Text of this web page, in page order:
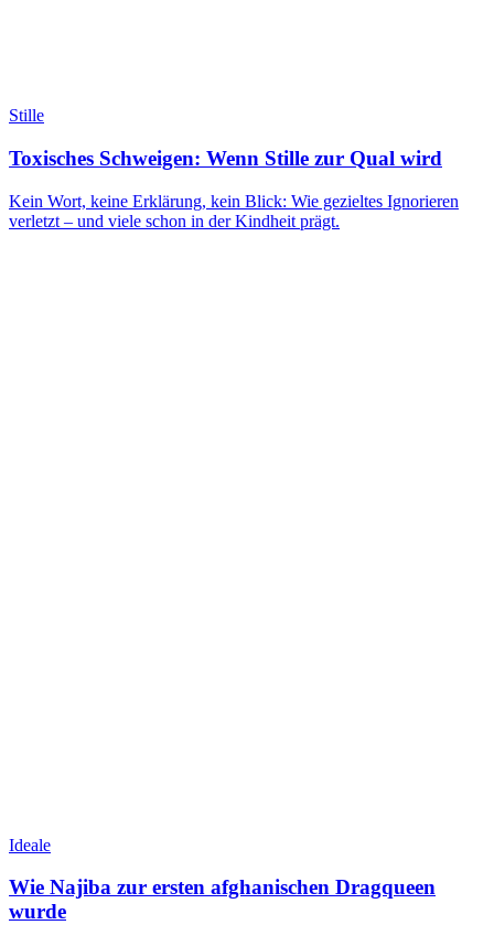
Stille
Toxisches Schweigen: Wenn Stille zur Qual wird
Kein Wort, keine Erklärung, kein Blick: Wie gezieltes Ignorieren
verletzt – und viele schon in der Kindheit prägt.
Ideale
Wie Najiba zur ersten afghanischen Dragqueen
wurde